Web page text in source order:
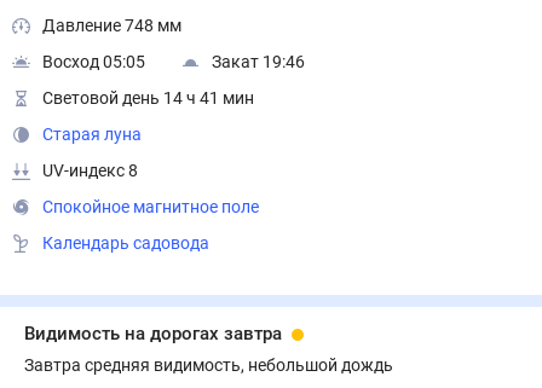
Давление 748 мм
Восход 05:05
Закат 19:46
Световой день 14 ч 41 мин
Старая луна
UV-индекс 8
Спокойное магнитное поле
Календарь садовода
Видимость на дорогах завтра
Завтра средняя видимость, небольшой дождь